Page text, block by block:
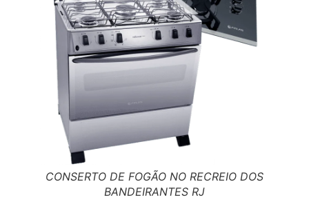
CONSERTO DE FOGÃO NO RECREIO DOS
BANDEIRANTES RJ